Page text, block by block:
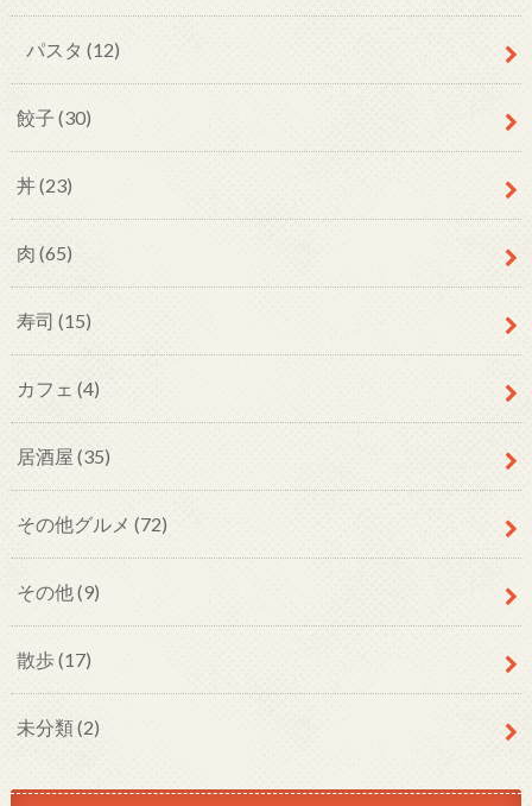
パスタ (12)
餃子 (30)
丼(23)
肉 (65)
寿司 (15)
カフェ (4)
居酒屋 (35)
その他グルメ (72)
その他(9)
散歩(17)
未分類(2)